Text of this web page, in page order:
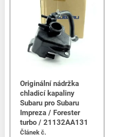
Originální nádržka
chladicí kapaliny
Subaru pro Subaru
Impreza / Forester
turbo / 21132AA131
Článek č.